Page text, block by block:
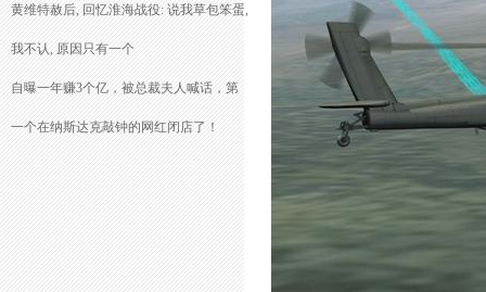
黄维特赦后, 回忆淮海战役: 说我草包笨蛋,
我不认, 原因只有一个
自曝一年赚3个亿，被总裁夫人喊话，第
一个在纳斯达克敲钟的网红闭店了！